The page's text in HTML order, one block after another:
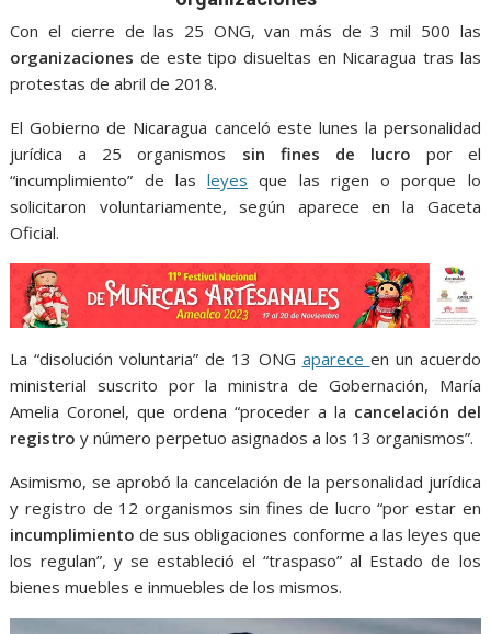
o
k
p
p
g
er
m
Con el cierre de las 25 ONG, van más de 3 mil 500 las
organizaciones de este tipo disueltas en Nicaragua tras las
protestas de abril de 2018.
El Gobierno de Nicaragua canceló este lunes la personalidad
jurídica a 25 organismos sin fines de lucro por el
“incumplimiento” de lasleyes que las rigen o porque lo
solicitaron voluntariamente, según aparece en la Gaceta
Oficial.
La “disolución voluntaria” de 13 ONG aparece en un acuerdo
ministerial suscrito por la ministra de Gobernación, María
Amelia Coronel, que ordena “proceder a la cancelación del
registro y número perpetuo asignados a los 13 organismos”.
Asimismo, se aprobó la cancelación de la personalidad jurídica
y registro de 12 organismos sin fines de lucro “por estar en
incumplimiento de sus obligaciones conforme a las leyes que
los regulan”, y se estableció el “traspaso” al Estado de los
bienes muebles e inmuebles de los mismos.